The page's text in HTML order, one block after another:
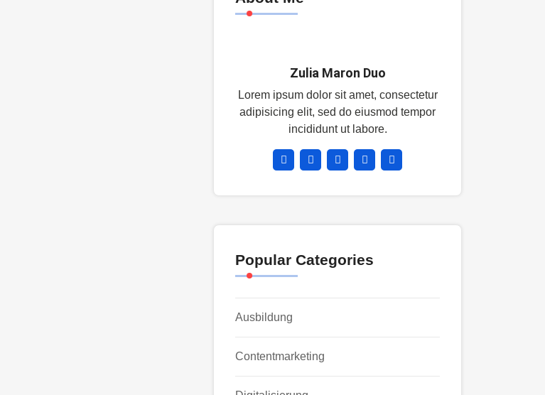
Zulia Maron Duo
Lorem ipsum dolor sit amet, consectetur
adipisicing elit, sed do eiusmod tempor
incididunt ut labore.
Popular Categories
Ausbildung
Contentmarketing